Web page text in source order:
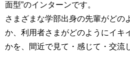
面型”のインターンです。
さまざまな学部出身の先輩がどの
か、利用者さまがどのようにイキ
かを、間近で見て・感じて・交流